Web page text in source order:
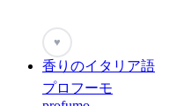
♥
香りのイタリア語
プロフーモ